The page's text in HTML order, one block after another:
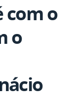
com o
o